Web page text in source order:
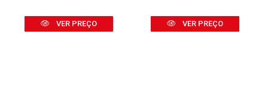
VER PREÇO VER PREÇO